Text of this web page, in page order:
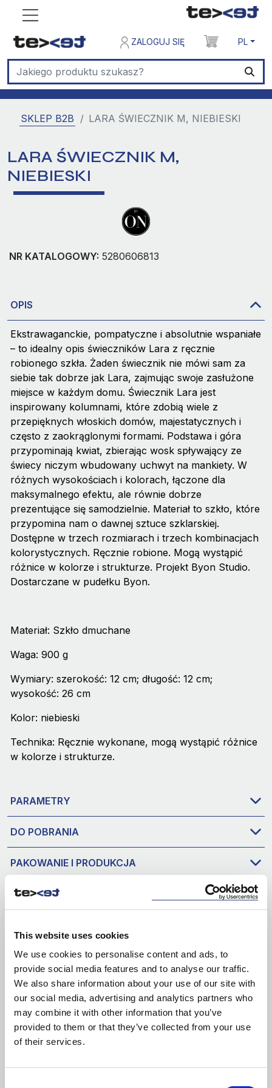
This website uses cookies
We use cookies to personalise content and ads, to
provide social media features and to analyse our traffic.
We also share information about your use of our site with
our social media, advertising and analytics partners who
may combine it with other information that you’ve
provided to them or that they’ve collected from your use
of their services.
ZALOGUJ SIĘ PL
SKLEP B2B LARA ŚWIECZNIK M, NIEBIESKI
LARA ŚWIECZNIK M,
NIEBIESKI
NR KATALOGOWY: 5280606813
OPIS
Ekstrawaganckie, pompatyczne i absolutnie wspaniałe
– to idealny opis świeczników Lara z ręcznie
robionego szkła. Żaden świecznik nie mówi sam za
siebie tak dobrze jak Lara, zajmując swoje zasłużone
miejsce w każdym domu. Świecznik Lara jest
inspirowany kolumnami, które zdobią wiele z
przepięknych włoskich domów, majestatycznych i
często z zaokrąglonymi formami. Podstawa i góra
przypominają kwiat, zbierając wosk spływający ze
świecy niczym wbudowany uchwyt na mankiety. W
różnych wysokościach i kolorach, łączone dla
maksymalnego efektu, ale równie dobrze
prezentujące się samodzielnie. Materiał to szkło, które
przypomina nam o dawnej sztuce szklarskiej.
Dostępne w trzech rozmiarach i trzech kombinacjach
kolorystycznych. Ręcznie robione. Mogą wystąpić
różnice w kolorze i strukturze. Projekt Byon Studio.
Dostarczane w pudełku Byon.
Materiał: Szkło dmuchane
Waga: 900 g
Wymiary: szerokość: 12 cm; długość: 12 cm;
wysokość: 26 cm
Kolor: niebieski
Technika: Ręcznie wykonane, mogą wystąpić różnice
w kolorze i strukturze.
PARAMETRY
DO POBRANIA
PAKOWANIE I PRODUKCJA